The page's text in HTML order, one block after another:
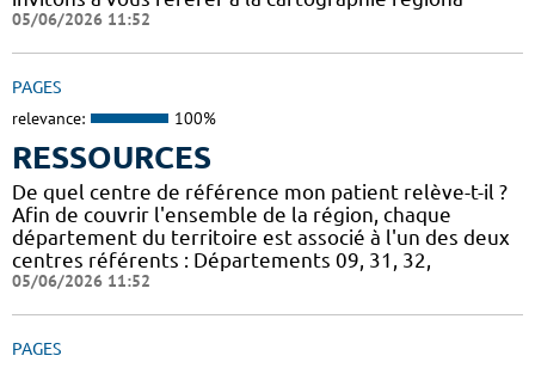
05/06/2026 11:52
PAGES
relevance: 100%
RESSOURCES
De quel centre de référence mon patient relève-t-il ?
Afin de couvrir l'ensemble de la région, chaque
département du territoire est associé à l'un des deux
centres référents : Départements 09, 31, 32,
05/06/2026 11:52
PAGES